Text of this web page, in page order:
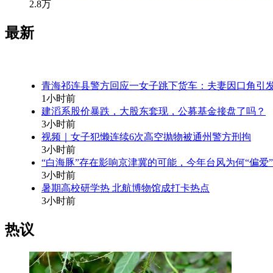
2.8万
最新
青海祁连县警方回应一女子跳下货车：夫妻因口角引
1小时前
建滔系股价暴跌，大股东套现，公募基金接盘了吗？
3小时前
视频｜女子犯懒连续6次高空抛物被通州警方刑拘
3小时前
“白海豚”存在影响京津冀的可能，今年台风为何“偏爱
3小时前
暑期高校研学热 北航博物馆成打卡热点
3小时前
热议